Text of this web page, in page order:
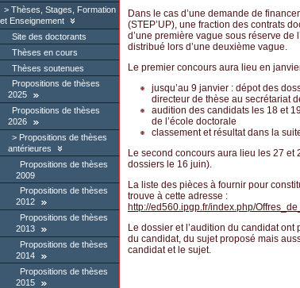
Thèses, Stages, Formation
et Enseignement
Site des doctorants
Thèses en cours
Thèses soutenues
Propositions de thèses
2025
Propositions de thèses
2026
Propositions de thèses
antérieures
Propositions de thèses
2009
Propositions de thèses
2012
Propositions de thèses
2013
Propositions de thèses
2014
Propositions de thèses
2015
Dans le cas d’une demande de
(STEP’UP), une fraction des contrats
d’une première vague sous réserve de
distribué lors d’une deuxième vague.
Le premier concours aura lieu en
jusqu’au 9 janvier : dépot des
directeur de thèse au secrétariat
audition des candidats les 18 et
de l’école doctorale
classement et résultat dans la
Le second concours aura lieu les 27
dossiers le 16 juin).
La liste des pièces à fournir pour
trouve à cette adresse :
http://ed560.ipgp.fr/index.php/
Le dossier et l’audition du candidat ont
du candidat, du sujet proposé mais
candidat et le sujet.